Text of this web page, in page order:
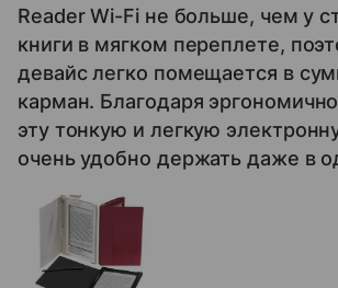
Reader Wi-Fi не больше, чем у
книги в мягком переплете,
девайс легко помещается в
карман. Благодаря
эту тонкую и легкую
очень удобно держать даже в